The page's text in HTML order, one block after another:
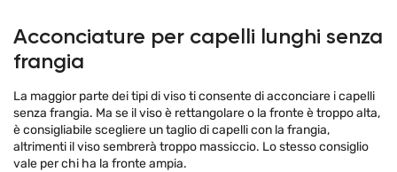
Acconciature per capelli lunghi senza
frangia
La maggior parte dei tipi di viso ti consente di acconciare i capelli
senza frangia. Ma se il viso è rettangolare o la fronte è troppo alta,
è consigliabile scegliere un taglio di capelli con la frangia,
altrimenti il ​​viso sembrerà troppo massiccio. Lo stesso consiglio
vale per chi ha la fronte ampia.